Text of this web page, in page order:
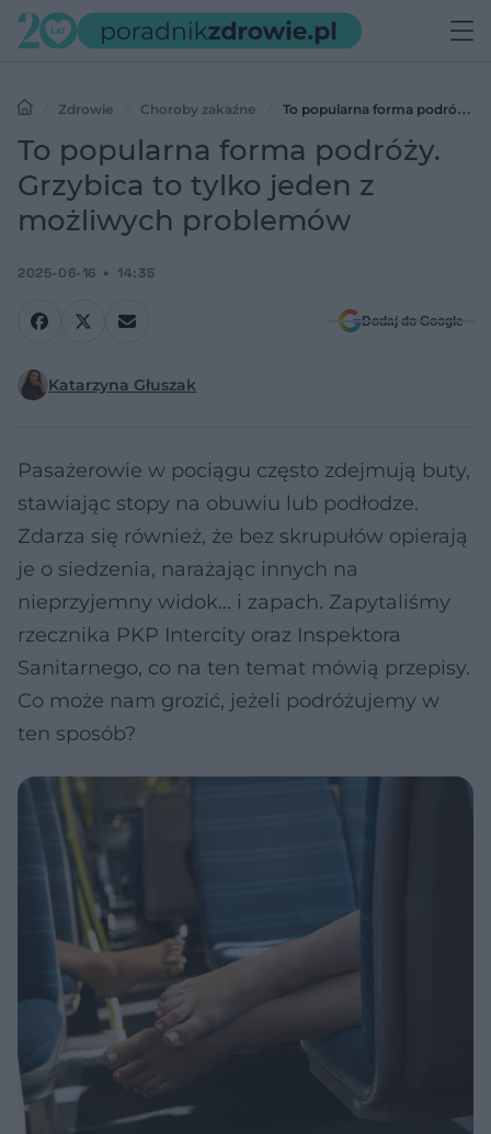
Zdrowie Choroby zakaźne
To popularna forma podróży.
Grzybica to tylko jeden z możliwych problemów
To popularna forma podróży.
Grzybica to tylko jeden z
możliwych problemów
2025-06-16 14:35
Dodaj do Google
Katarzyna Głuszak
Pasażerowie w pociągu często zdejmują buty,
stawiając stopy na obuwiu lub podłodze.
Zdarza się również, że bez skrupułów opierają
je o siedzenia, narażając innych na
nieprzyjemny widok... i zapach. Zapytaliśmy
rzecznika PKP Intercity oraz Inspektora
Sanitarnego, co na ten temat mówią przepisy.
Co może nam grozić, jeżeli podróżujemy w
ten sposób?